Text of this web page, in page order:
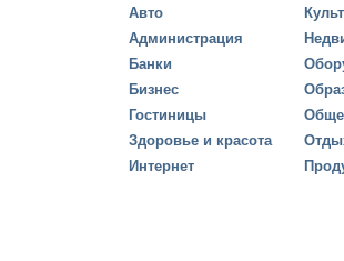
Авто
Администрация
Банки
Бизнес
Гостиницы
Здоровье и красота
Интернет